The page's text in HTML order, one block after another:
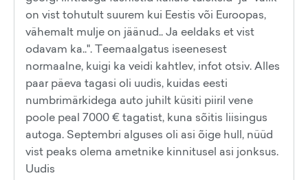
on vist tohutult suurem kui Eestis või Euroopas,
vähemalt mulje on jäänud.. Ja eeldaks et vist
odavam ka..". Teemaalgatus iseenesest
normaalne, kuigi ka veidi kahtlev, infot otsiv. Alles
paar päeva tagasi oli uudis, kuidas eesti
numbrimärkidega auto juhilt küsiti piiril vene
poole peal 7000 € tagatist, kuna sõitis liisingus
autoga. Septembri alguses oli asi õige hull, nüüd
vist peaks olema ametnike kinnitusel asi jonksus.
Uudis